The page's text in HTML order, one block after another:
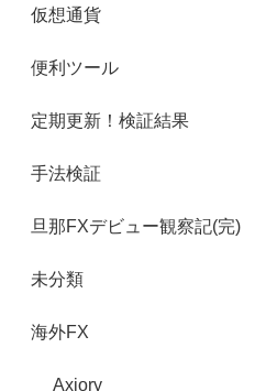
仮想通貨
便利ツール
定期更新！検証結果
手法検証
旦那FXデビュー観察記(完)
未分類
海外FX
Axiory